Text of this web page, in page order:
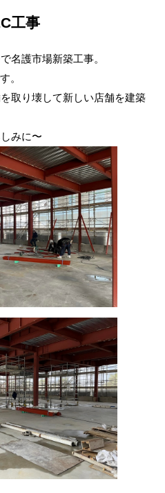
工事
名護市場新築工事。
。
取り壊して新しい店舗を建築
みに〜